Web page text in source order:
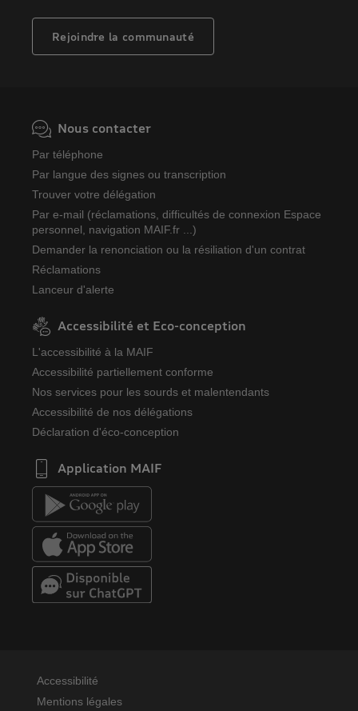
Rejoindre la communauté
Nous contacter
Par téléphone
Par langue des signes ou transcription
Trouver votre délégation
Par e-mail (réclamations, difficultés de connexion Espace
personnel, navigation MAIF.fr ...)
Demander la renonciation ou la résiliation d'un contrat
Réclamations
Lanceur d'alerte
Accessibilité et Eco-conception
L'accessibilité à la MAIF
Accessibilité partiellement conforme
Nos services pour les sourds et malentendants
Accessibilité de nos délégations
Déclaration d'éco-conception
Application MAIF
Accessibilité
Mentions légales